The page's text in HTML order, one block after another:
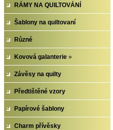
RÁMY NA QUILTOVÁNÍ
Šablony na quiltovaní
Různé
Kovová galanterie »
Závěsy na quilty
Předtištěné vzory
Papírové šablony
Charm přívěsky